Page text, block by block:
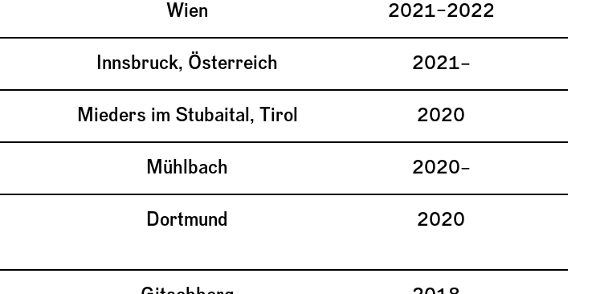
Wien 2021–2022
Innsbruck, Österreich 2021–
Mieders im Stubaital, Tirol 2020
Mühlbach 2020–
Dortmund 2020